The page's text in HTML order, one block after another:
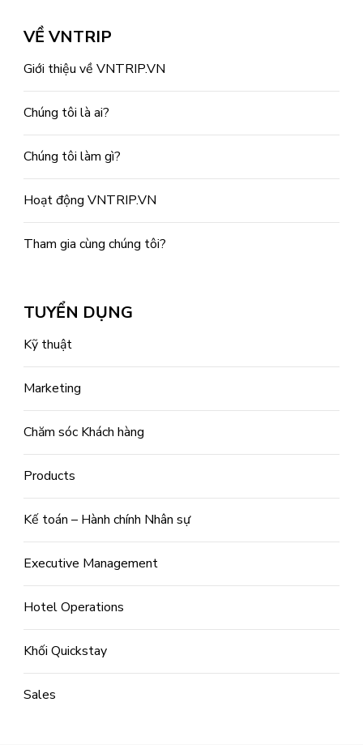
VỀ VNTRIP
Giới thiệu về VNTRIP.VN
Chúng tôi là ai?
Chúng tôi làm gì?
Hoạt động VNTRIP.VN
Tham gia cùng chúng tôi?
TUYỂN DỤNG
Kỹ thuật
Marketing
Chăm sóc Khách hàng
Products
Kế toán – Hành chính Nhân sự
Executive Management
Hotel Operations
Khối Quickstay
Sales